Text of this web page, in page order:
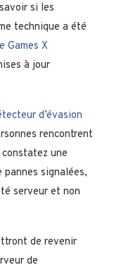
si les
technique a été
Games X
à jour
d’évasion
rencontrent
une
signalées,
serveur et non
de revenir
de